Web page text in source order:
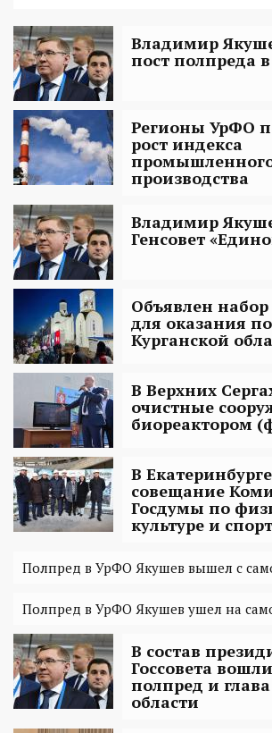
Владимир
пост полпреда
Регионы УрФО
рост индекса
производства
Владимир
Генсовет
Объявлен набор
для оказания
Курганской
В Верхних
очистные
биореактором
В
совещание
Госдумы по
культуре и
Полпред в УрФО Якушев вышел с
Полпред в УрФО Якушев ушел на
В состав
Госсовета
полпред и
области